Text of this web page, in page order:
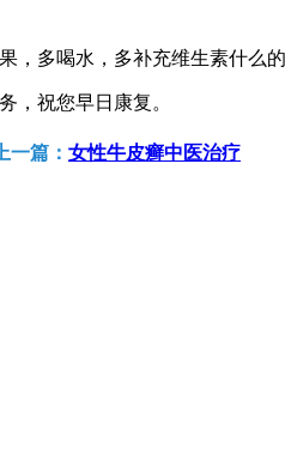
喝水，多补充维生素什么的
，祝您早日康复。
一篇： 女性牛皮癣中医治疗